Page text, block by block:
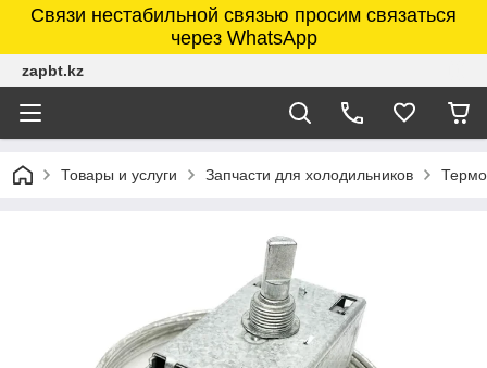
Связи нестабильной связью просим связаться
через WhatsApp
zapbt.kz
Товары и услуги Запчасти для холодильников